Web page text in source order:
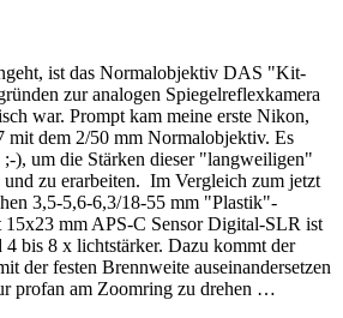
ist das Normalobjektiv DAS "Kit-
zur analogen Spiegelreflexkamera
war. Prompt kam meine erste Nikon,
dem 2/50 mm Normalobjektiv. Es
;-), um die Stärken dieser "langweiligen"
zu erarbeiten. Im Vergleich zum jetzt
3,5-5,6-6,3/18-55 mm "Plastik"-
mm APS-C Sensor Digital-SLR ist
bis 8 x lichtstärker. Dazu kommt der
der festen Brennweite auseinandersetzen
profan am Zoomring zu drehen …